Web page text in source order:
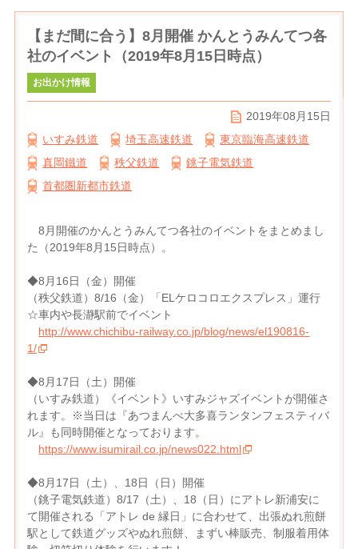
【まだ間に合う】8月開催 かんとうみんてつ各
社のイベント（2019年8月15日時点）
お出かけ情報
いすみ鉄道 埼玉高速鉄道
東京臨海高速鉄道
真岡鐵道
秩父鉄道
銚子電気鉄道
首都圏新都市鉄道
2019年08月15日
8月開催のかんとうみんてつ各社のイベントをまとめまし
た（2019年8月15日時点）。
◆8月16日（金）開催
（秩父鉄道）8/16（金）「ELケロコロエクスプレス」運行
☆車内や長瀞駅前でイベント
http://www.chichibu-railway.co.jp/blog/news/el190816-
1/
◆8月17日（土）開催
（いすみ鉄道）《イベント》いすみジャズイベントが開催さ
れます。※当日は『あつまんべ大多喜ランタンフェスティバ
ル』も同時開催となっております。
https://www.isumirail.co.jp/news022.html
◆8月17日（土）、18日（日）開催
（銚子電気鉄道）8/17（土）、18（日）にアトレ新浦安に
て開催される「アトレ de 縁日」に合わせて、出張ぬれ煎餅
駅として鉄道グッズやぬれ煎餅、まずい棒販売、制服着用体